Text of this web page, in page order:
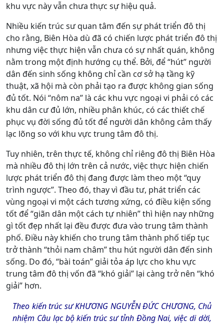
khu vực này vẫn chưa thực sự hiệu quả.
Nhiều kiến trúc sư quan tâm đến sự phát triển đô thị
cho rằng, Biên Hòa dù đã có chiến lược phát triển đô thị
nhưng việc thực hiện vẫn chưa có sự nhất quán, không
nằm trong một định hướng cụ thể. Bởi, để “hút” người
dân đến sinh sống không chỉ cần cơ sở hạ tầng kỹ
thuật, xã hội mà còn phải tạo ra được không gian sống
đủ tốt. Nói “nôm na” là các khu vực ngoại vi phải có các
khu dân cư đủ lớn, nhiều phân khúc, có các thiết chế
phục vụ đời sống đủ tốt để người dân không cảm thấy
lạc lõng so với khu vực trung tâm đô thị.
Tuy nhiên, trên thực tế, không chỉ riêng đô thị Biên Hòa
mà nhiều đô thị lớn trên cả nước, việc thực hiện chiến
lược phát triển đô thị đang được làm theo một “quy
trình ngược”. Theo đó, thay vì đầu tư, phát triển các
vùng ngoại vi một cách tương xứng, có điều kiện sống
tốt để “giãn dân một cách tự nhiên” thì hiện nay những
gì tốt đẹp nhất lại đều được đưa vào trung tâm thành
phố. Điều này khiến cho trung tâm thành phố tiếp tục
trở thành “thỏi nam châm” thu hút người dân đến sinh
sống. Do đó, “bài toán” giải tỏa áp lực cho khu vực
trung tâm đô thị vốn đã “khó giải” lại càng trở nên “khó
giải” hơn.
Theo kiến trúc sưKHƯƠNG NGUYỄN ĐỨC CHƯƠNG, Chủ
nhiệm Câu lạc bộ kiến trúc sư tỉnh Đồng Nai, việc di dời,